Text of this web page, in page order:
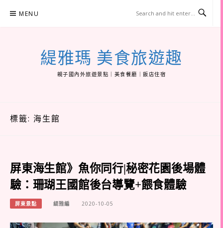
MENU
緹雅瑪 美食旅遊趣
親子國內外旅遊景點｜美食餐廳｜飯店住宿
標籤: 海生館
屏東海生館》魚你同行|秘密花園後場體
驗：珊瑚王國館後台導覽+餵食體驗
屏東景點 緹雅編 2020-10-05